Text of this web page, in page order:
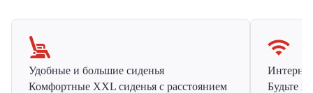
Удобные и большие сиденья
Комфортные XXL сиденья с расстоянием
Будьте